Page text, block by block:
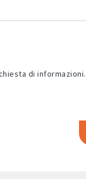
di informazioni.